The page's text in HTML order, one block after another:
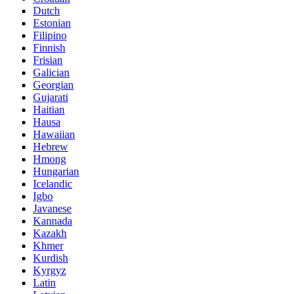
Dutch
Estonian
Filipino
Finnish
Frisian
Galician
Georgian
Gujarati
Haitian
Hausa
Hawaiian
Hebrew
Hmong
Hungarian
Icelandic
Igbo
Javanese
Kannada
Kazakh
Khmer
Kurdish
Kyrgyz
Latin